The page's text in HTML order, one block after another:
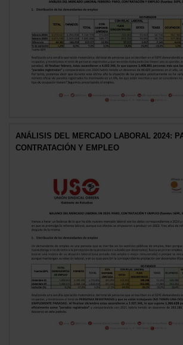
ANÁLISIS DEL MERCADO LABORAL 2024:
CONTRATACIÓN Y EMPLEO